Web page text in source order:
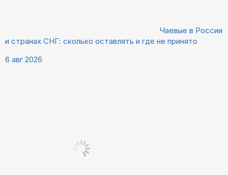
Чаевые в России
и странах СНГ: сколько оставлять и где не принято
6 авг 2026